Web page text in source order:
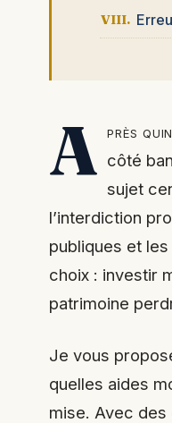
A près
côté
sujet
l’interdiction
publiques et
choix : investir
patrimoine
Je vous
quelles aides
mise. Avec